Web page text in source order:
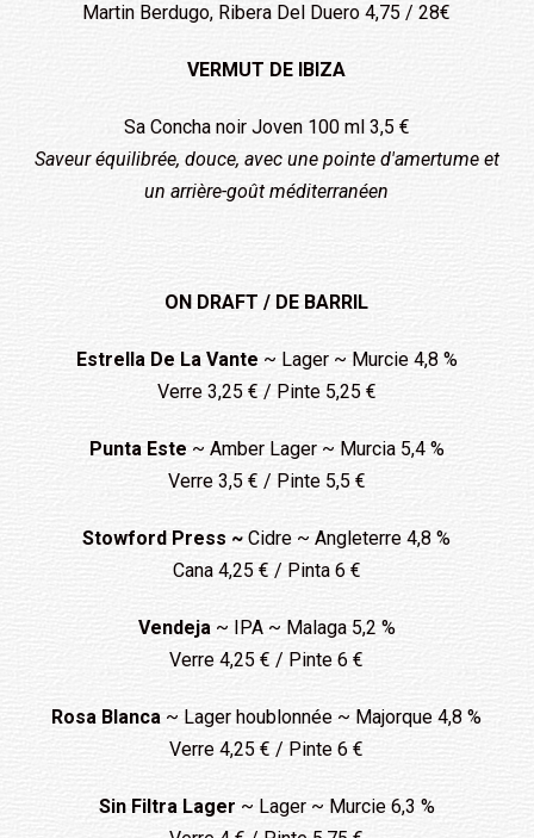
Martin Berdugo, Ribera Del Duero 4,75 / 28€
VERMUT DE IBIZA
Sa Concha noir Joven 100 ml 3,5 €
Saveur équilibrée, douce, avec une pointe d'amertume et
un arrière-goût méditerranéen
ON DRAFT / DE BARRIL
Estrella De La Vante ~ Lager ~ Murcie 4,8 %
Verre 3,25 € / Pinte 5,25 €
Punta Este ~ Amber Lager ~ Murcia 5,4 %
Verre 3,5 € / Pinte 5,5 €
Stowford Press ~Cidre ~ Angleterre 4,8 %
Cana 4,25 € / Pinta 6 €
Vendeja ~ IPA ~ Malaga 5,2 %
Verre 4,25 € / Pinte 6 €
Rosa Blanca ~ Lager houblonnée ~ Majorque 4,8 %
Verre 4,25 € / Pinte 6 €
Sin Filtra Lager ~ Lager ~ Murcie 6,3 %